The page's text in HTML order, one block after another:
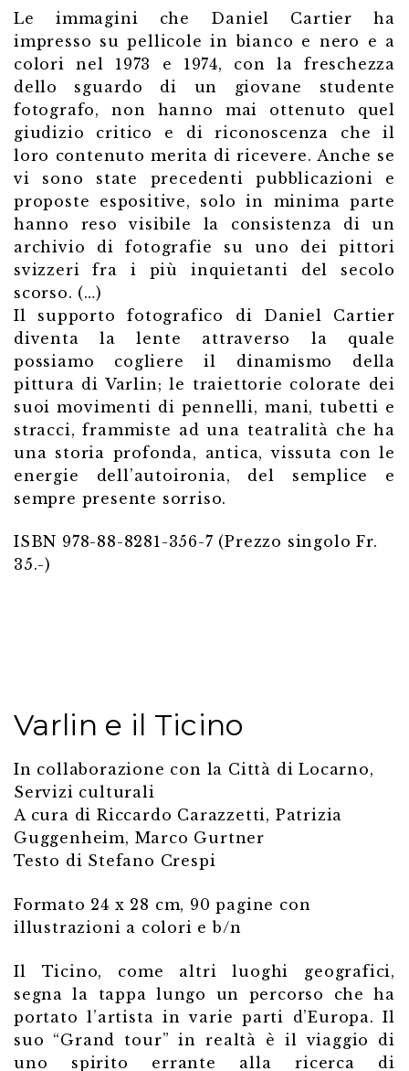
Le immagini che Daniel Cartier ha
impresso su pellicole in bianco e nero e a
colori nel 1973 e 1974, con la freschezza
dello sguardo di un giovane studente
fotografo, non hanno mai ottenuto quel
giudizio critico e di riconoscenza che il
loro contenuto merita di ricevere. Anche se
vi sono state precedenti pubblicazioni e
proposte espositive, solo in minima parte
hanno reso visibile la consistenza di un
archivio di fotografie su uno dei pittori
svizzeri fra i più inquietanti del secolo
scorso. (…)
Il supporto fotografico di Daniel Cartier
diventa la lente attraverso la quale
possiamo cogliere il dinamismo della
pittura di Varlin; le traiettorie colorate dei
suoi movimenti di pennelli, mani, tubetti e
stracci, frammiste ad una teatralità che ha
una storia profonda, antica, vissuta con le
energie dell’autoironia, del semplice e
sempre presente sorriso.
ISBN 978-88-8281-356-7 (Prezzo singolo Fr.
35.-)
Varlin e il Ticino
In collaborazione con la Città di Locarno,
Servizi culturali
A cura di Riccardo Carazzetti, Patrizia
Guggenheim, Marco Gurtner
Testo di Stefano Crespi
Formato 24 x 28 cm, 90 pagine con
illustrazioni a colori e b/n
Il Ticino, come altri luoghi geografici,
segna la tappa lungo un percorso che ha
portato l’artista in varie parti d’Europa. Il
suo “Grand tour” in realtà è il viaggio di
uno spirito errante alla ricerca di